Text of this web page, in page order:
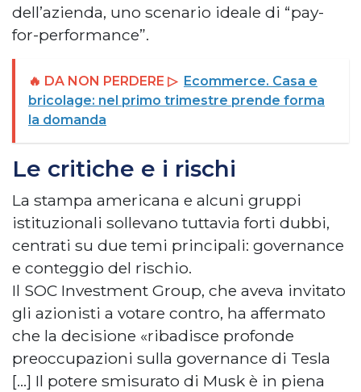
dell’azienda, uno scenario ideale di “pay-
for-performance”.
🔥 DA NON PERDERE ▷ Ecommerce. Casa e
bricolage: nel primo trimestre prende forma
la domanda
Le critiche e i rischi
La stampa americana e alcuni gruppi
istituzionali sollevano tuttavia forti dubbi,
centrati su due temi principali: governance
e conteggio del rischio.
Il SOC Investment Group, che aveva invitato
gli azionisti a votare contro, ha affermato
che la decisione «ribadisce profonde
preoccupazioni sulla governance di Tesla
[…] Il potere smisurato di Musk è in piena